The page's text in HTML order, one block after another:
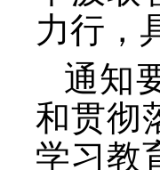
力行，
通知
和贯彻
学习教